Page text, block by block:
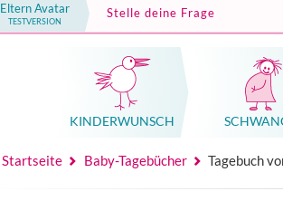
Eltern Avatar
TESTVERSION
Stelle deine Frage
KINDER­WUNSCH
Startseite Baby-Tagebücher Tagebuch